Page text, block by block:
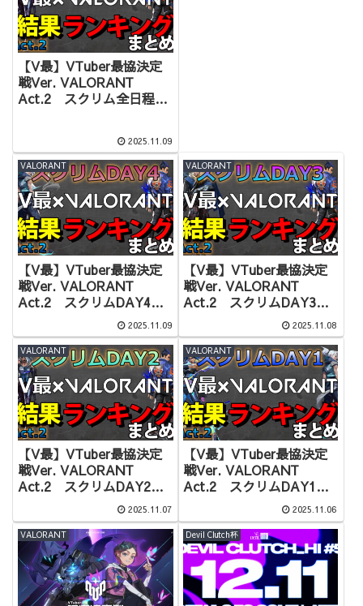
【V最】VTuber最協決定
戦Ver. VALORANT
Act.2 スクリム全日程結
2025.11.09
VALORANT
【V最】VTuber最協決定
戦Ver. VALORANT
Act.2 スクリムDAY4結
果&KDランキングまとめ
2025.11.09
VALORANT
【V最】VTuber最協決定
戦Ver. VALORANT
Act.2 スクリムDAY3結
果&KDランキングまとめ
2025.11.08
VALORANT
【V最】VTuber最協決定
戦Ver. VALORANT
Act.2 スクリムDAY2結
果&KDランキングまとめ
2025.11.07
VALORANT
【V最】VTuber最協決定
戦Ver. VALORANT
Act.2 スクリムDAY1結
果&KDランキングまとめ
2025.11.06
VALORANT Devil Clutch杯